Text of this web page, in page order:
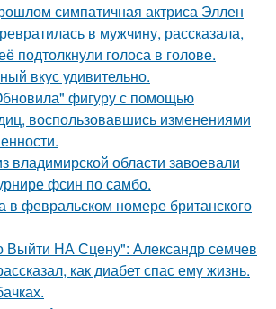
симпатичная актриса Эллен
в мужчину, рассказала,
подтолкнули голоса в голове.
вкус удивительно.
фигуру с помощью
воспользовавшись изменениями
владимирской области завоевали
фсин по самбо.
в февральском номере британского
НА Сцену": Александр семчев
как диабет спас ему жизнь.